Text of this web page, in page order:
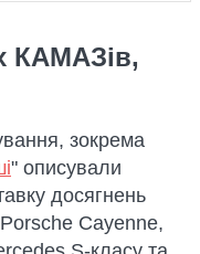
КАМАЗів,
зокрема
" описували
досягнень
Cayenne,